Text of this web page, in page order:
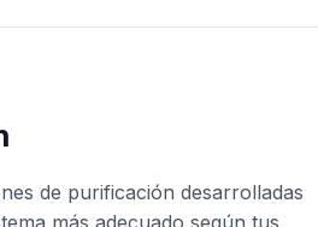
de purificación desarrolladas
más adecuado según tus